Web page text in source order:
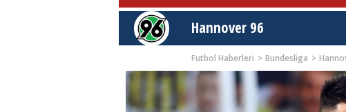
Hannover 96
Futbol Haberleri Bundesliga